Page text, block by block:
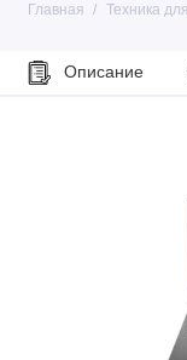
Главная Техника
Описание